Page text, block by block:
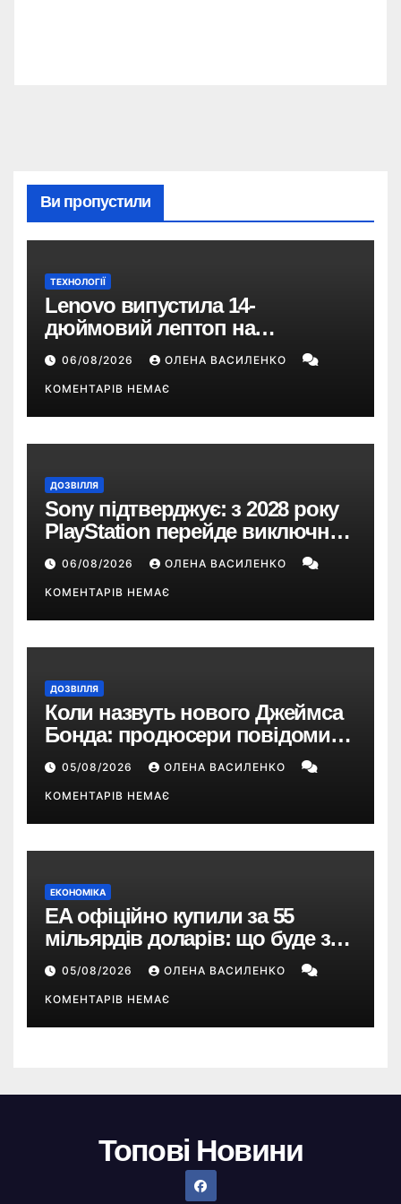
Ви пропустили
ТЕХНОЛОГІЇ
Lenovo випустила 14-
дюймовий лептоп на
Snapdragon X2 з автономністю
понад 33 години
06/08/2026 ОЛЕНА ВАСИЛЕНКО
КОМЕНТАРІВ НЕМАЄ
ДОЗВІЛЛЯ
Sony підтверджує: з 2028 року
PlayStation перейде виключно
на цифрові ігри
06/08/2026 ОЛЕНА ВАСИЛЕНКО
КОМЕНТАРІВ НЕМАЄ
ДОЗВІЛЛЯ
Коли назвуть нового Джеймса
Бонда: продюсери повідомили
про терміни кастингу
05/08/2026 ОЛЕНА ВАСИЛЕНКО
КОМЕНТАРІВ НЕМАЄ
ЕКОНОМІКА
EA офіційно купили за 55
мільярдів доларів: що буде з
EA Sports FC, Battlefield і The
Sims
05/08/2026 ОЛЕНА ВАСИЛЕНКО
КОМЕНТАРІВ НЕМАЄ
Топові Новини